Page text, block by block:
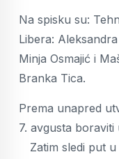
Na spisku su:
Libera:
Minja Osmajić i
Branka Tica.
Prema unapred
7. avgusta
Zatim sledi put u